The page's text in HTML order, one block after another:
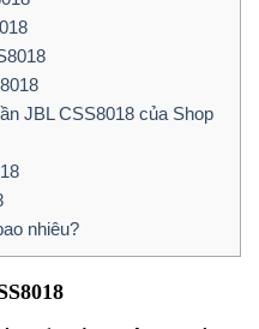
JBL CSS8018 của Shop
nhiêu?